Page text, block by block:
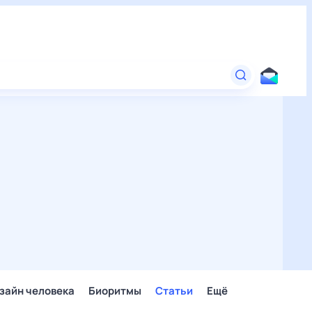
человека Биоритмы Статьи Ещё